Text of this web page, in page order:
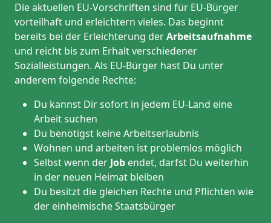
Die aktuellen EU-Vorschriften sind für EU-Bürger
vorteilhaft und erleichtern vieles. Das beginnt
bereits bei der Erleichterung derArbeitsaufnahme
und reicht bis zum Erhalt verschiedener
Sozialleistungen. Als EU-Bürger hast Du unter
anderem folgende Rechte:
Du kannst Dir sofort in jedem EU-Land eine
Arbeit suchen
Du benötigst keine Arbeitserlaubnis
Wohnen und arbeiten ist problemlos möglich
Selbst wenn der Job endet, darfst Du weiterhin
in der neuen Heimat bleiben
Du besitzt die gleichen Rechte und Pflichten wie
der einheimische Staatsbürger